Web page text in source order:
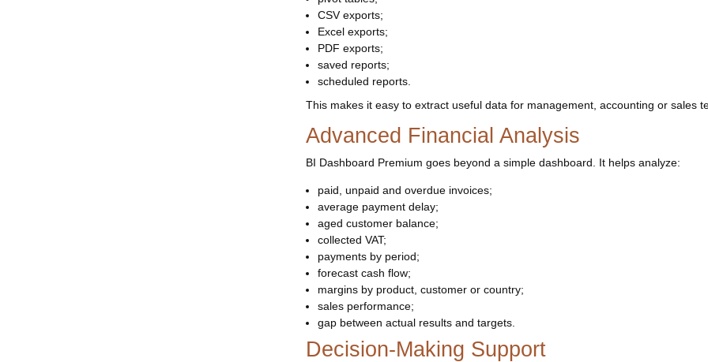
CSV exports;
Excel exports;
PDF exports;
saved reports;
scheduled reports.
This makes it easy to extract useful data for management, accounting or sales
Advanced Financial Analysis
BI Dashboard Premium goes beyond a simple dashboard. It helps analyze:
paid, unpaid and overdue invoices;
average payment delay;
aged customer balance;
collected VAT;
payments by period;
forecast cash flow;
margins by product, customer or country;
sales performance;
gap between actual results and targets.
Decision-Making Support